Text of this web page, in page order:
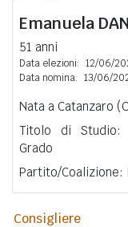
Emanuela
51 anni
Data elezioni: 12/06/
Data nomina: 13/06/
Nata a Catanzaro
Titolo di Studio:
Grado
Partito/Coalizione:
Consigliere